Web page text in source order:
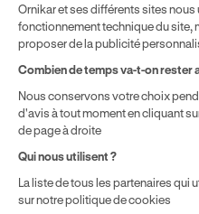
Ornikar et ses différents sites
fonctionnement technique du site,
proposer de la publicité
Combien de temps va-t-on rester
Nous conservons votre choix
d'avis à tout moment en cliquant
de page à droite
Qui nous utilisent ?
La liste de tous les partenaires
sur notre politique de cookies